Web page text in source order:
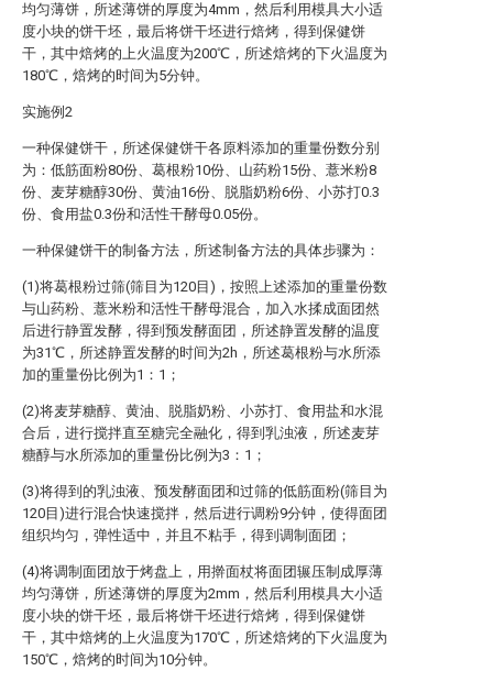
均匀薄饼，所述薄饼的厚度为4mm，然后利用模具大小适
度小块的饼干坯，最后将饼干坯进行焙烤，得到保健饼
干，其中焙烤的上火温度为200℃，所述焙烤的下火温度为
180℃，焙烤的时间为5分钟。
实施例2
一种保健饼干，所述保健饼干各原料添加的重量份数分别
为：低筋面粉80份、葛根粉10份、山药粉15份、薏米粉8
份、麦芽糖醇30份、黄油16份、脱脂奶粉6份、小苏打0.3
份、食用盐0.3份和活性干酵母0.05份。
一种保健饼干的制备方法，所述制备方法的具体步骤为：
(1)将葛根粉过筛(筛目为120目)，按照上述添加的重量份数
与山药粉、薏米粉和活性干酵母混合，加入水揉成面团然
后进行静置发酵，得到预发酵面团，所述静置发酵的温度
为31℃，所述静置发酵的时间为2h，所述葛根粉与水所添
加的重量份比例为1：1；
(2)将麦芽糖醇、黄油、脱脂奶粉、小苏打、食用盐和水混
合后，进行搅拌直至糖完全融化，得到乳浊液，所述麦芽
糖醇与水所添加的重量份比例为3：1；
(3)将得到的乳浊液、预发酵面团和过筛的低筋面粉(筛目为
120目)进行混合快速搅拌，然后进行调粉9分钟，使得面团
组织均匀，弹性适中，并且不粘手，得到调制面团；
(4)将调制面团放于烤盘上，用擀面杖将面团辗压制成厚薄
均匀薄饼，所述薄饼的厚度为2mm，然后利用模具大小适
度小块的饼干坯，最后将饼干坯进行焙烤，得到保健饼
干，其中焙烤的上火温度为170℃，所述焙烤的下火温度为
150℃，焙烤的时间为10分钟。